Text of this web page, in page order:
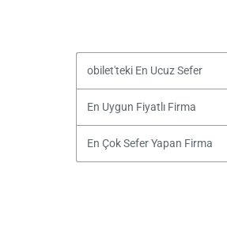
obilet'teki En Ucuz Sefer
En Uygun Fiyatlı Firma
En Çok Sefer Yapan Firma